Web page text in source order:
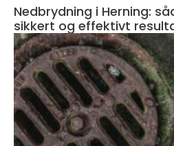
Nedbrydning i Herning:
sikkert og effektivt